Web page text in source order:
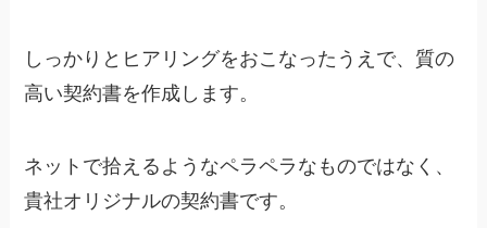
しっかりとヒアリングをおこなったうえで、質の
高い契約書を作成します。
ネットで拾えるようなペラペラなものではなく、
貴社オリジナルの契約書です。